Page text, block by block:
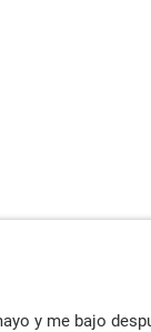
y me bajo